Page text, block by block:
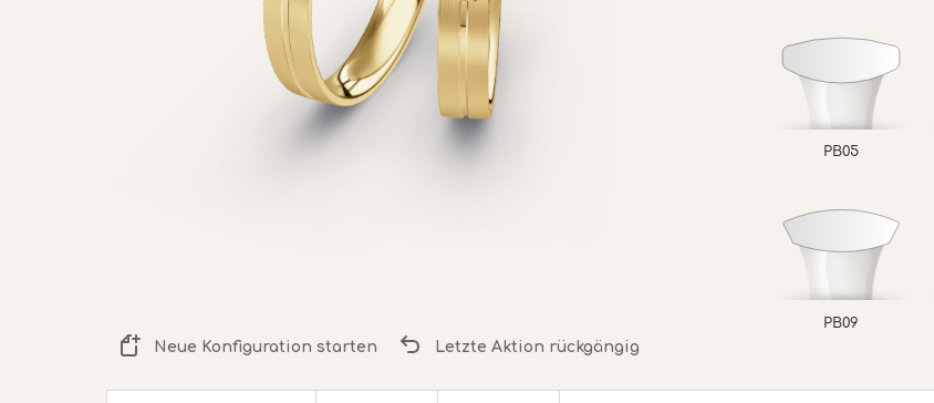
Neue Konfiguration starten Letzte Aktion rückgängig
PB05
PB09